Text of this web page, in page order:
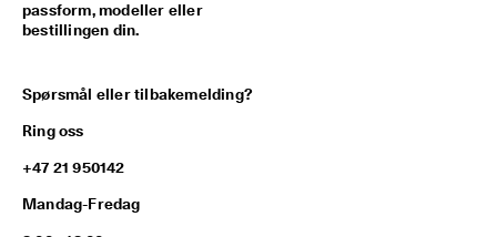
passform, modeller eller
bestillingen din.
Spørsmål eller tilbakemelding?
Ring oss
+47 21 950142
Mandag-Fredag